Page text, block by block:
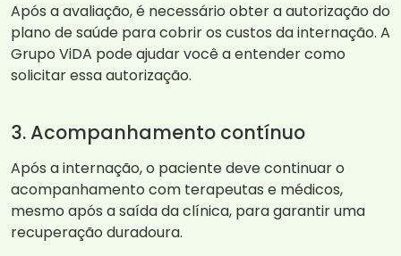
Após a avaliação, é necessário obter a autorização do
plano de saúde para cobrir os custos da internação. A
Grupo ViDA pode ajudar você a entender como
solicitar essa autorização.
3. Acompanhamento contínuo
Após a internação, o paciente deve continuar o
acompanhamento com terapeutas e médicos,
mesmo após a saída da clínica, para garantir uma
recuperação duradoura.